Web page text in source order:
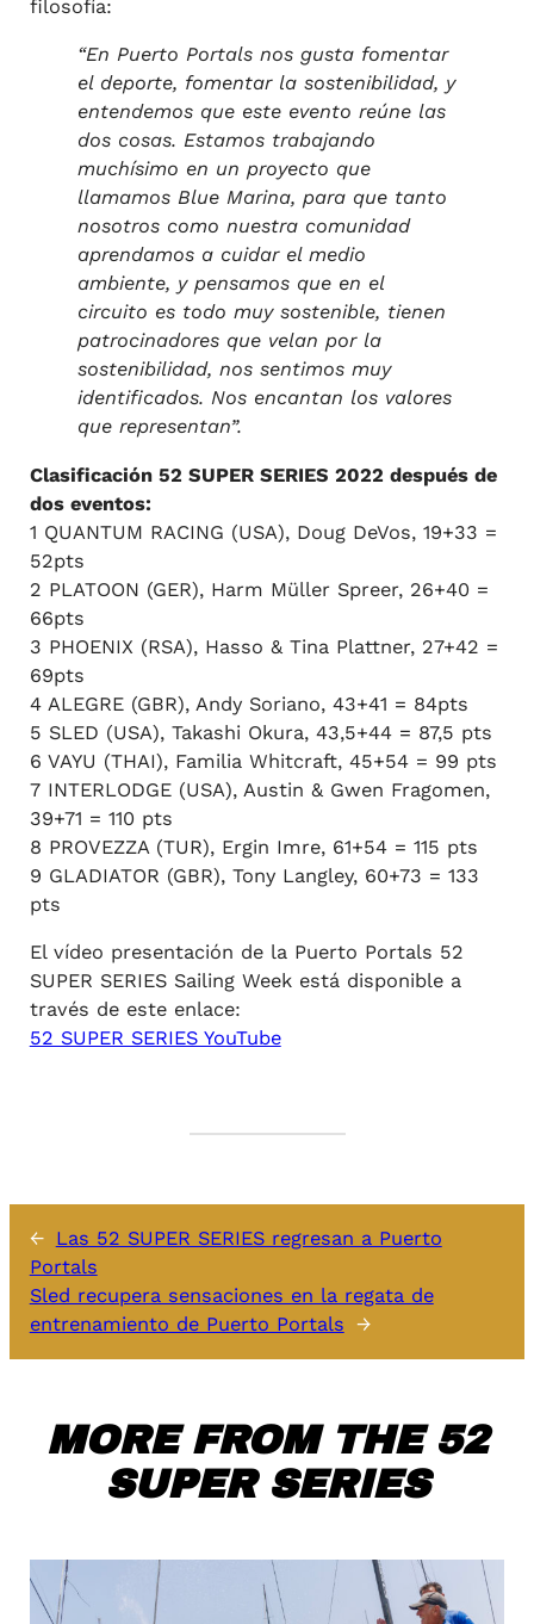
filosofía:
“En Puerto Portals nos gusta fomentar
el deporte, fomentar la sostenibilidad, y
entendemos que este evento reúne las
dos cosas. Estamos trabajando
muchísimo en un proyecto que
llamamos Blue Marina, para que tanto
nosotros como nuestra comunidad
aprendamos a cuidar el medio
ambiente, y pensamos que en el
circuito es todo muy sostenible, tienen
patrocinadores que velan por la
sostenibilidad, nos sentimos muy
identificados. Nos encantan los valores
que representan”.
Clasificación 52 SUPER SERIES 2022 después de
dos eventos:
1 QUANTUM RACING (USA), Doug DeVos, 19+33 =
52pts
2 PLATOON (GER), Harm Müller Spreer, 26+40 =
66pts
3 PHOENIX (RSA), Hasso & Tina Plattner, 27+42 =
69pts
4 ALEGRE (GBR), Andy Soriano, 43+41 = 84pts
5 SLED (USA), Takashi Okura, 43,5+44 = 87,5 pts
6 VAYU (THAI), Familia Whitcraft, 45+54 = 99 pts
7 INTERLODGE (USA), Austin & Gwen Fragomen,
39+71 = 110 pts
8 PROVEZZA (TUR), Ergin Imre, 61+54 = 115 pts
9 GLADIATOR (GBR), Tony Langley, 60+73 = 133
pts
El vídeo presentación de la Puerto Portals 52
SUPER SERIES Sailing Weekestá disponible a
través de este enlace:
52 SUPER SERIES YouTube
← Las 52 SUPER SERIES regresan a Puerto
Portals
Sled recupera sensaciones en la regata de
entrenamiento de Puerto Portals →
MORE FROM THE 52
SUPER SERIES